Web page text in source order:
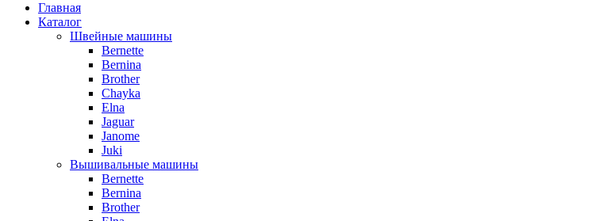
Главная
Каталог
Швейные машины
Bernette
Bernina
Brother
Chayka
Elna
Jaguar
Janome
Juki
Вышивальные машины
Bernette
Bernina
Brother